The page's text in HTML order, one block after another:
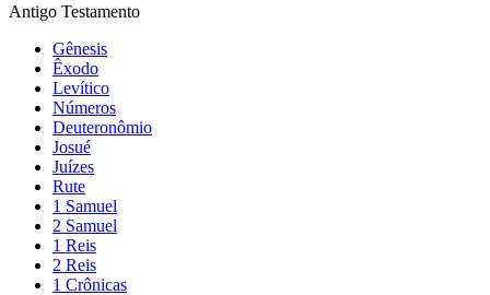
Antigo Testamento
Gênesis
Êxodo
Levítico
Números
Deuteronômio
Josué
Juízes
Rute
1 Samuel
2 Samuel
1 Reis
2 Reis
1 Crônicas